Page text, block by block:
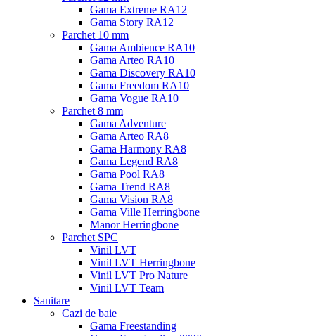
Gama Extreme RA12
Gama Story RA12
Parchet 10 mm
Gama Ambience RA10
Gama Arteo RA10
Gama Discovery RA10
Gama Freedom RA10
Gama Vogue RA10
Parchet 8 mm
Gama Adventure
Gama Arteo RA8
Gama Harmony RA8
Gama Legend RA8
Gama Pool RA8
Gama Trend RA8
Gama Vision RA8
Gama Ville Herringbone
Manor Herringbone
Parchet SPC
Vinil LVT
Vinil LVT Herringbone
Vinil LVT Pro Nature
Vinil LVT Team
Sanitare
Cazi de baie
Gama Freestanding